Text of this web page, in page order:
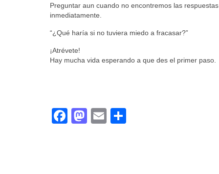
Preguntar aun cuando no encontremos las respuestas
inmediatamente.
“¿Qué haría si no tuviera miedo a fracasar?”
¡Atrévete!
Hay mucha vida esperando a que des el primer paso.
Facebook
Mastodon
Email